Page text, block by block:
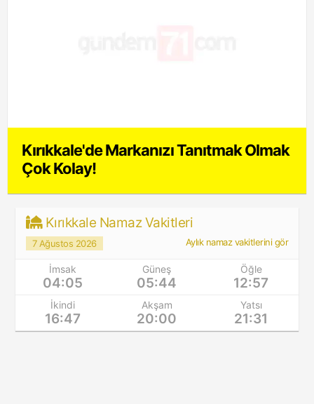
Kırıkkale'de Markanızı Tanıtmak Olmak
Çok Kolay!
Kırıkkale Namaz Vakitleri
7 Ağustos 2026 Aylık namaz vakitlerini gör
İmsak
04:05
Güneş
05:44
Öğle
12:57
İkindi
16:47
Akşam
20:00
Yatsı
21:31